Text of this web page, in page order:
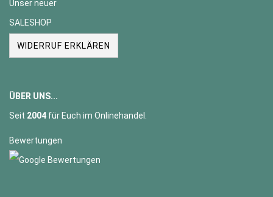
Unser neuer
SALESHOP
WIDERRUF ERKLÄREN
ÜBER UNS...
Seit 2004 für Euch im Onlinehandel.
Bewertungen